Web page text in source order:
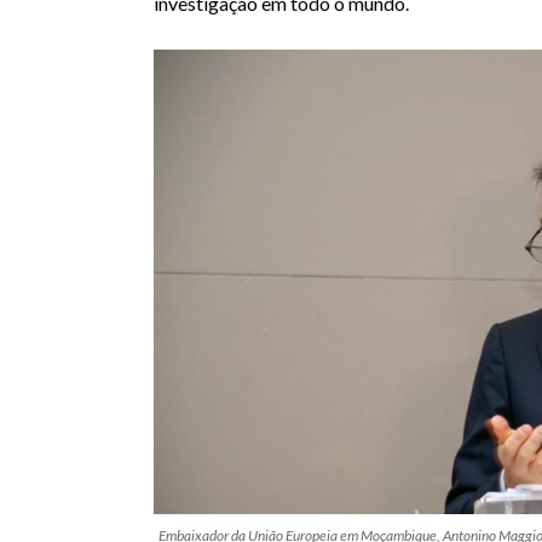
Embaixador da União Europeia em Moçambique, Antonino